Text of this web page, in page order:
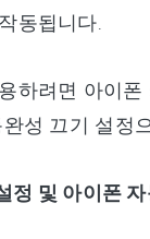
동됩니다.
하려면 아이
성 끄기 설정
정 및 아이폰